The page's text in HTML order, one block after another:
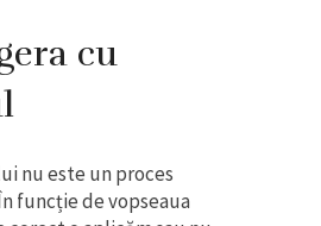
cu
nu este un proces
funcție de vopseaua